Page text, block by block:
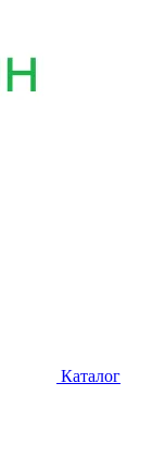
Каталог